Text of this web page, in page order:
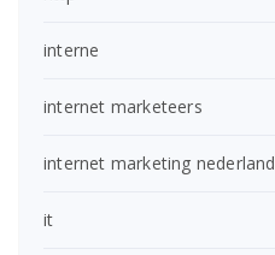
interne
internet marketeers
internet marketing nederland
it